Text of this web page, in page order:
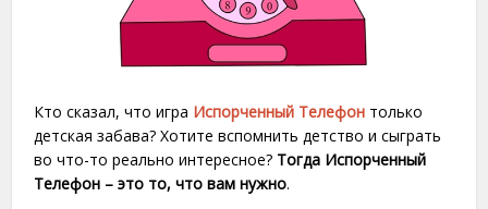
Кто сказал, что игра Испорченный Телефон только
детская забава? Хотите вспомнить детство и сыграть
во что-то реально интересное? Тогда Испорченный
Телефон – это то, что вам нужно.